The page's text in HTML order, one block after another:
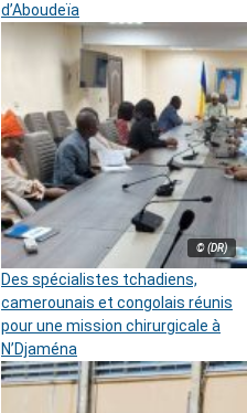
d’Aboudeïa
© (DR)
Des spécialistes tchadiens,
camerounais et congolais réunis
pour une mission chirurgicale à
N’Djaména